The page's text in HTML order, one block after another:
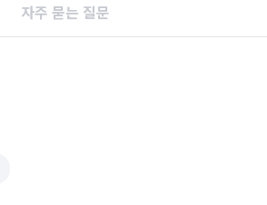
자주 묻는 질문